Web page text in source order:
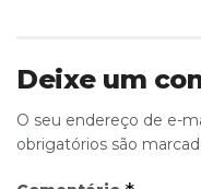
Deixe um
O seu endereço de e-
obrigatórios são